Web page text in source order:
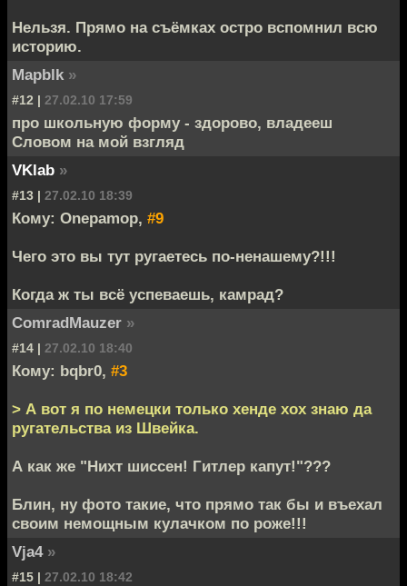
Нельзя. Прямо на съёмках остро вспомнил всю
историю.
Mapblk »
#12 | 27.02.10 17:59
про школьную форму - здорово, владееш
Словом на мой взгляд
VKlab »
#13 | 27.02.10 18:39
Кому: Onepamop, #9
Чего это вы тут ругаетесь по-ненашему?!!!
Когда ж ты всё успеваешь, камрад?
ComradMauzer »
#14 | 27.02.10 18:40
Кому: bqbr0, #3
> А вот я по немецки только хенде хох знаю да
ругательства из Швейка.
А как же "Нихт шиссен! Гитлер капут!"???
Блин, ну фото такие, что прямо так бы и въехал
своим немощным кулачком по роже!!!
Vja4 »
#15 | 27.02.10 18:42